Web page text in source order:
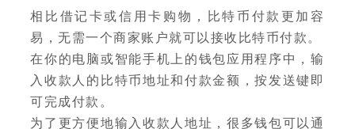
相比借记卡或信用卡购物，比特币付款更加容
易，无需一个商家账户就可以接收比特币付款。
在你的电脑或智能手机上的钱包应用程序中，输
入收款人的比特币地址和付款金额，按发送键即
可完成付款。
为了更方便地输入收款人地址，很多钱包可以通